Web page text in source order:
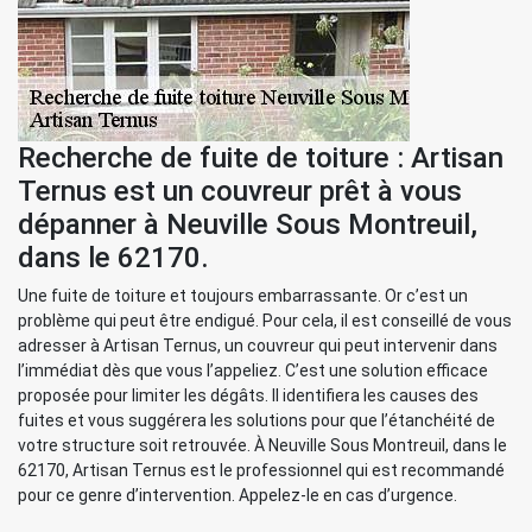
Recherche de fuite de toiture : Artisan
Ternus est un couvreur prêt à vous
dépanner à Neuville Sous Montreuil,
dans le 62170.
Une fuite de toiture et toujours embarrassante. Or c’est un
problème qui peut être endigué. Pour cela, il est conseillé de vous
adresser à Artisan Ternus, un couvreur qui peut intervenir dans
l’immédiat dès que vous l’appeliez. C’est une solution efficace
proposée pour limiter les dégâts. Il identifiera les causes des
fuites et vous suggérera les solutions pour que l’étanchéité de
votre structure soit retrouvée. À Neuville Sous Montreuil, dans le
62170, Artisan Ternus est le professionnel qui est recommandé
pour ce genre d’intervention. Appelez-le en cas d’urgence.